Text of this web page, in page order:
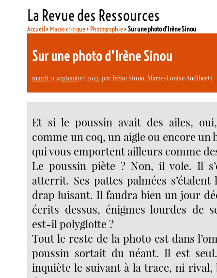
La Revue des Ressources
Accueil> Masse critique> Photographie>Sur une photo d’Irène Sinou
Sur une photo d’Irène Sinou
mardi 11 septembre 2012, parIrène Sinou,Marie-Louise Audiberti
Et si le poussin avait des ailes,
comme un coq, un aigle ou encore un
qui vous emportent ailleurs comme
Le poussin piète ? Non, il vole. Il
atterrit. Ses pattes palmées
drap luisant. Il faudra bien un jour
écrits dessus, énigmes lourdes de
est-il polyglotte ?
Tout le reste de la photo est dans
poussin sortait du néant. Il est
inquiète le suivant à la trace, ni rival,